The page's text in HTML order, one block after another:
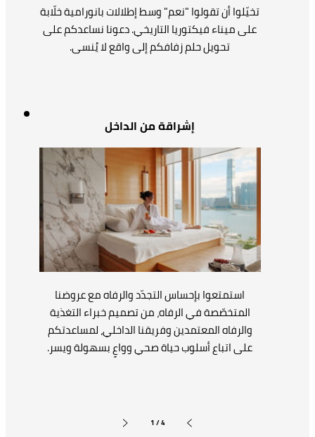
تخيّلوا أن تقولوا "نعم" وسط إطلالات بانورامية خلّابة
على ميناء فيكتوريا التاريخي. دعونا نساعدكم على
تحويل حلم زفافكم إلى واقع لا يُنسى.
إشراقة من الداخل
استمتعوا بإحساس التجدّد والرفاه مع عروضنا
المتخصّصة في الرفاه، من تصميم خبراء التغذية
والرفاه المعتمدين وفريقنا الداخلي، لمساعدتكم
على اتباع أسلوب حياة صحي وواعٍ بسهولة ويسر.
1 / 4